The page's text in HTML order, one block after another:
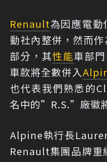
Renault為因應電
動社內整併，然而
部分，其性能車部
車款將全數併入
也代表我們熟悉的
名中的”R.S.”廠徽
Alpine執行長
Renault集團品牌重